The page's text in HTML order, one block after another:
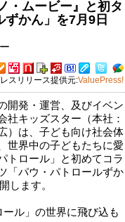
・ムービー』と初タ
かん」を7月9日
スリリース提供元:ValuePress!
開発・運営、及びイベン
社キッズスター（本社：
）は、子ども向け社会体
世界中の子どもたちに愛
トロール」と初めてコラ
「パウ・パトロールずか
します。
ル」の世界に飛び込も